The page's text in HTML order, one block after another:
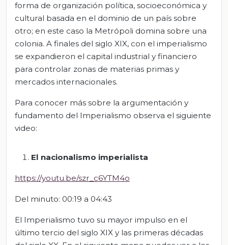
forma de organización política, socioeconómica y
cultural basada en el dominio de un país sobre
otro; en este caso la Metrópoli domina sobre una
colonia. A finales del siglo XIX, con el imperialismo
se expandieron el capital industrial y financiero
para controlar zonas de materias primas y
mercados internacionales.
Para conocer más sobre la argumentación y
fundamento del Imperialismo observa el siguiente
video:
El nacionalismo imperialista
https://youtu.be/szr_c6YTM4o
Del minuto: 00:19 a 04:43
El Imperialismo tuvo su mayor impulso en el
último tercio del siglo XIX y las primeras décadas